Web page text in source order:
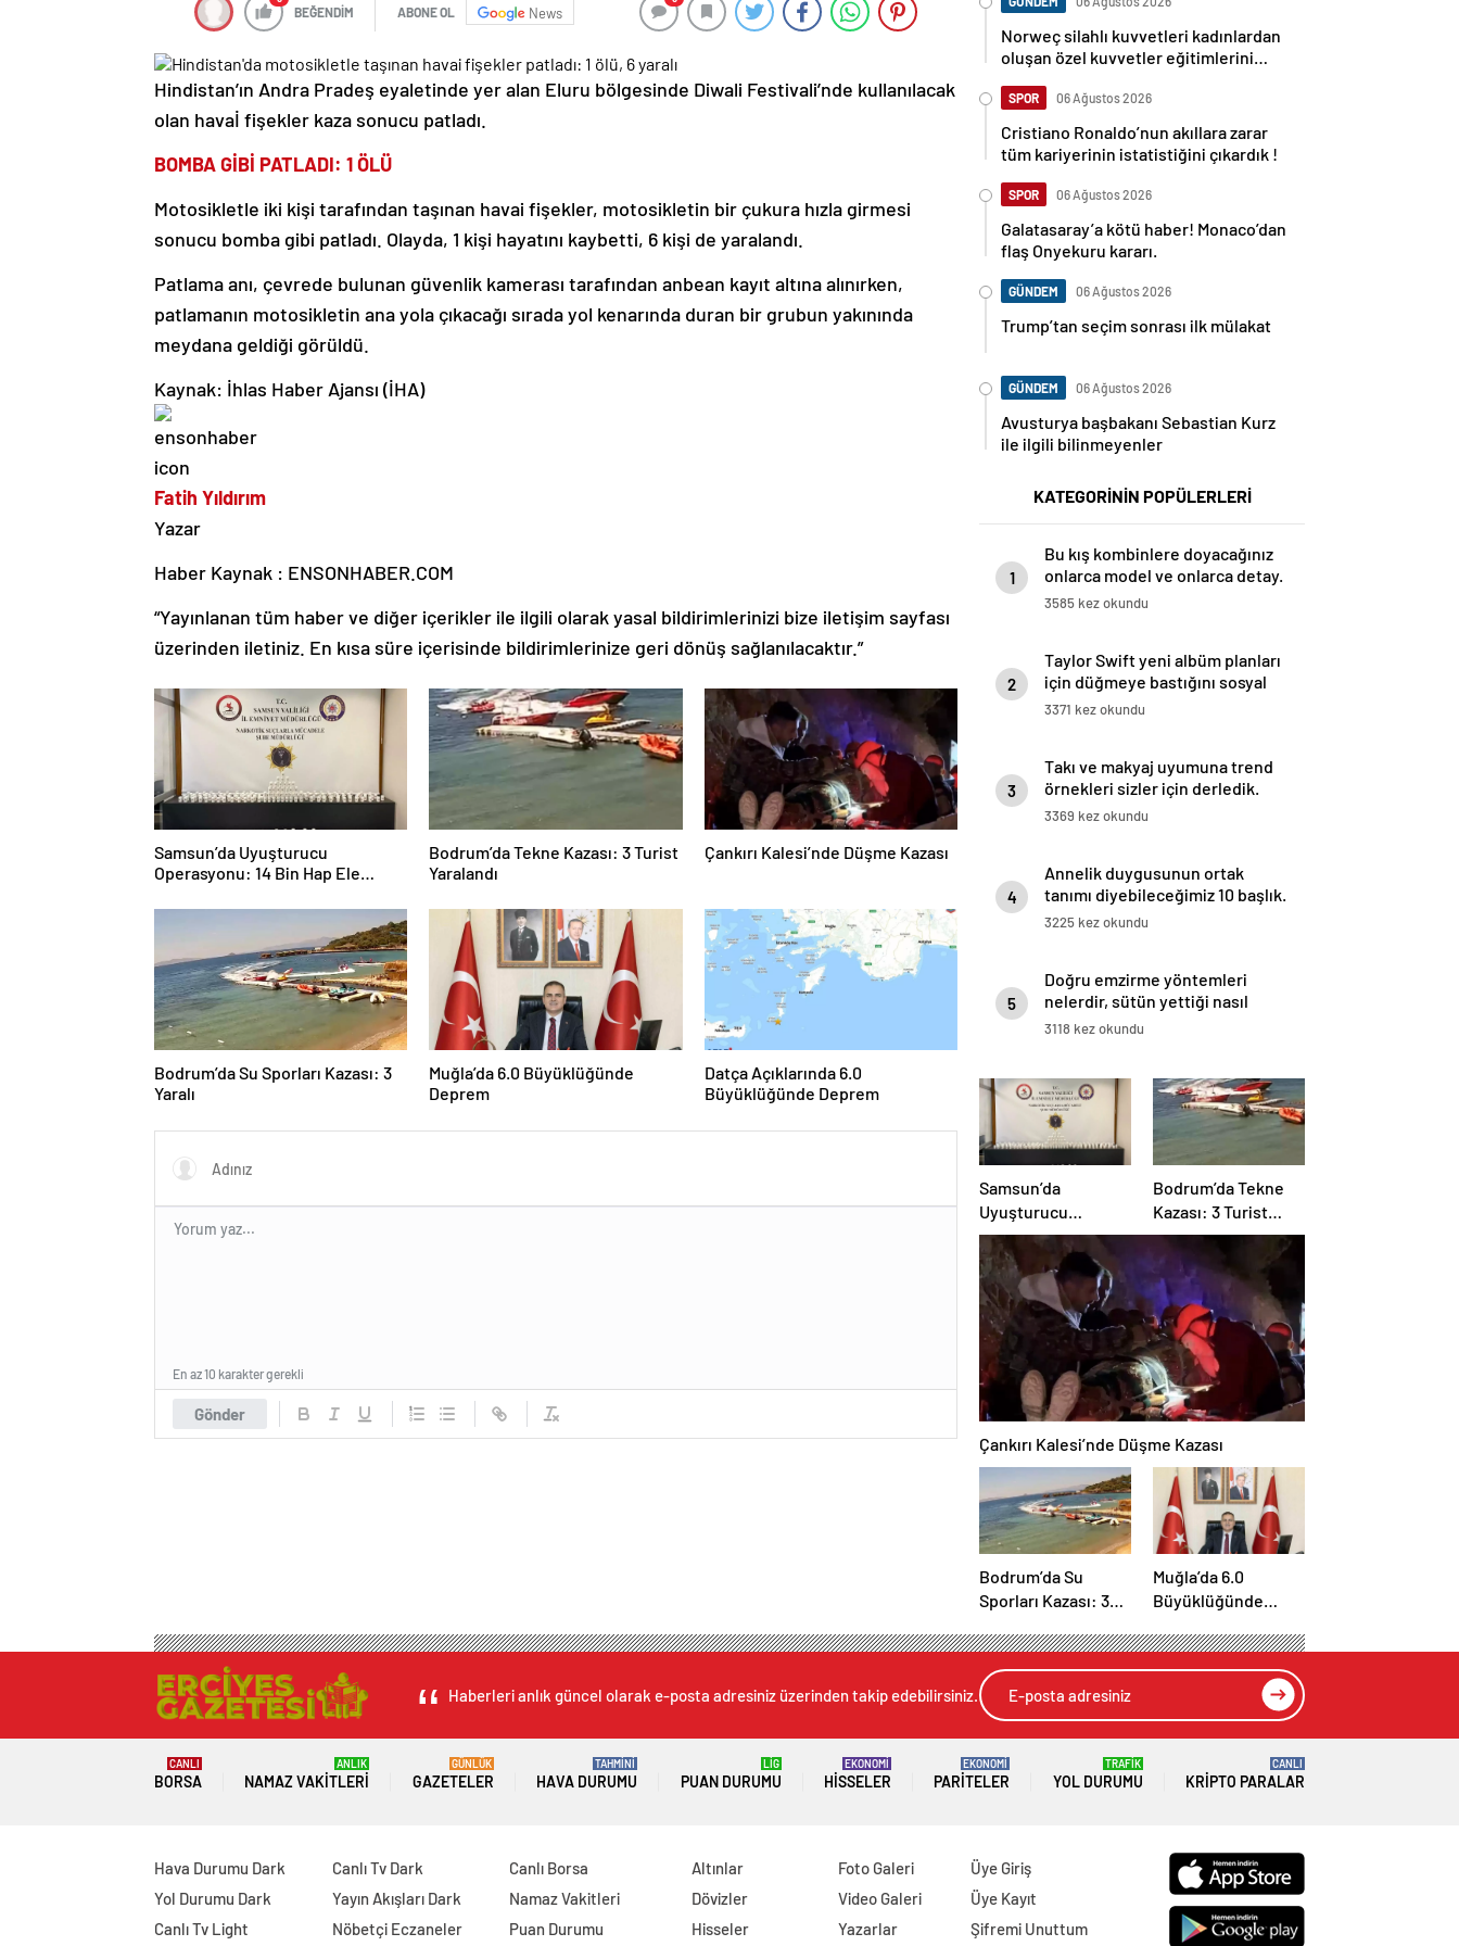
BEĞENDİM ABONE OL News
Hindistan’ın Andra Pradeş eyaletinde yer alan Eluru bölgesinde Diwali Festivali’nde kullanılacak
olan havaİ fişekler kaza sonucu patladı.
BOMBA GİBİ PATLADI: 1 ÖLÜ
Motosikletle iki kişi tarafından taşınan havai fişekler, motosikletin bir çukura hızla girmesi
sonucu bomba gibi patladı. Olayda, 1 kişi hayatını kaybetti, 6 kişi de yaralandı.
Patlama anı, çevrede bulunan güvenlik kamerası tarafından anbean kayıt altına alınırken,
patlamanın motosikletin ana yola çıkacağı sırada yol kenarında duran bir grubun yakınında
meydana geldiği görüldü.
Kaynak: İhlas Haber Ajansı (İHA)
Fatih Yıldırım
Yazar
Haber Kaynak : ENSONHABER.COM
“Yayınlanan tüm haber ve diğer içerikler ile ilgili olarak yasal bildirimlerinizi bize iletişim sayfası
üzerinden iletiniz. En kısa süre içerisinde bildirimlerinize geri dönüş sağlanılacaktır.”
Samsun’da Uyuşturucu
Operasyonu: 14 Bin Hap Ele
Bodrum’da Tekne Kazası: 3 Turist
Yaralandı
Çankırı Kalesi’nde Düşme Kazası
Bodrum’da Su Sporları Kazası: 3
Yaralı
Muğla’da 6.0 Büyüklüğünde
Deprem
Datça Açıklarında 6.0
Büyüklüğünde Deprem
Gönder
En az 10 karakter gerekli
Norweç silahlı kuvvetleri kadınlardan
oluşan özel kuvvetler eğitimlerini
SPOR 06 Ağustos 2026
Cristiano Ronaldo’nun akıllara zarar
tüm kariyerinin istatistiğini çıkardık !
SPOR 06 Ağustos 2026
Galatasaray’a kötü haber! Monaco’dan
flaş Onyekuru kararı.
GÜNDEM 06 Ağustos 2026
Trump’tan seçim sonrası ilk mülakat
GÜNDEM 06 Ağustos 2026
Avusturya başbakanı Sebastian Kurz
ile ilgili bilinmeyenler
KATEGORİNİN POPÜLERLERİ
1
Bu kış kombinlere doyacağınız
onlarca model ve onlarca detay.
3585 kez okundu
2
Taylor Swift yeni albüm planları
için düğmeye bastığını sosyal
medyadan duyurdu!
3371 kez okundu
3
Takı ve makyaj uyumuna trend
örnekleri sizler için derledik.
3369 kez okundu
4
Annelik duygusunun ortak
tanımı diyebileceğimiz 10 başlık.
3225 kez okundu
5
Doğru emzirme yöntemleri
nelerdir, sütün yettiği nasıl
anlaşılır?
3118 kez okundu
Samsun’da
Uyuşturucu
Operasyonu: 14 Bin
Hap Ele Geçirildi
Bodrum’da Tekne
Kazası: 3 Turist
Yaralandı
Çankırı Kalesi’nde Düşme Kazası
Bodrum’da Su
Sporları Kazası: 3
Muğla’da 6.0
Büyüklüğünde
Haberleri anlık güncel olarak e-posta adresiniz üzerinden takip edebilirsiniz.
BORSA
CANLI
NAMAZ VAKITLERI
ANLIK
GAZETELER
GÜNLÜK
HAVA DURUMU
TAHMİNİ
PUAN DURUMU
LİG
HISSELER
EKONOMİ
PARITELER
EKONOMİ
YOL DURUMU
TRAFİK
KRIPTO PARALAR
CANLI
Hava Durumu Dark
Yol Durumu Dark
Canlı Tv Light
Canlı Tv Dark
Yayın Akışları Dark
Nöbetçi Eczaneler
Canlı Borsa
Namaz Vakitleri
Puan Durumu
Altınlar
Dövizler
Hisseler
Foto Galeri
Video Galeri
Yazarlar
Üye Giriş
Üye Kayıt
Şifremi Unuttum